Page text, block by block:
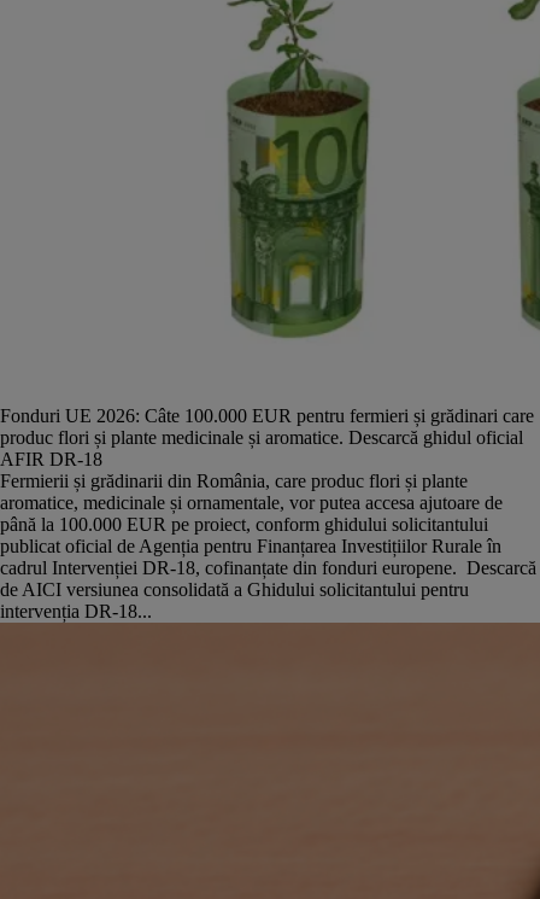
Fonduri UE 2026: Câte 100.000 EUR pentru fermieri și grădinari care
produc flori și plante medicinale și aromatice. Descarcă ghidul oficial
AFIR DR-18
Fermierii și grădinarii din România, care produc flori și plante
aromatice, medicinale și ornamentale, vor putea accesa ajutoare de
până la 100.000 EUR pe proiect, conform ghidului solicitantului
publicat oficial de Agenția pentru Finanțarea Investițiilor Rurale în
cadrul Intervenției DR-18, cofinanțate din fonduri europene. Descarcă
de AICI versiunea consolidată a Ghidului solicitantului pentru
intervenția DR-18...